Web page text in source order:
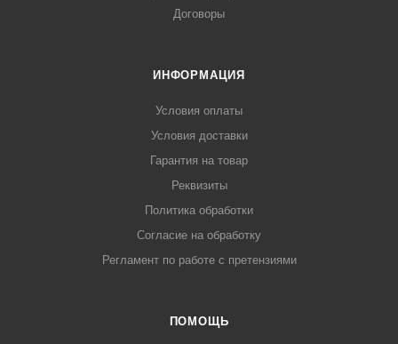
Договоры
ИНФОРМАЦИЯ
Условия оплаты
Условия доставки
Гарантия на товар
Реквизиты
Политика обработки
Согласие на обработку
Регламент по работе с претензиями
ПОМОЩЬ